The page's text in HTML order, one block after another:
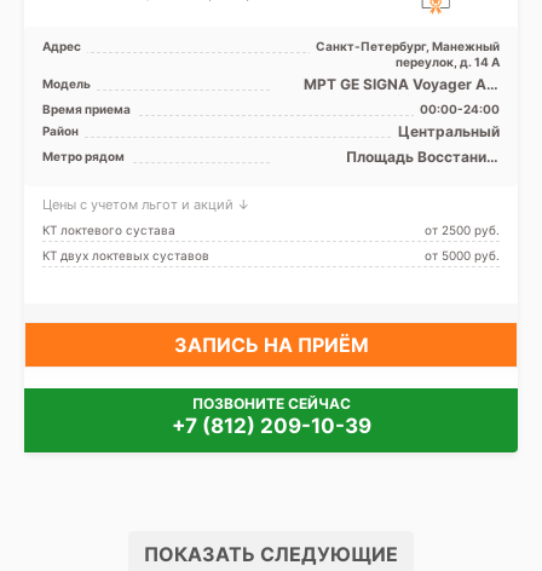
Адрес
Санкт-Петербург, Манежный
переулок, д. 14 А
Модель
МРТ GE SIGNA Voyager AIR
Edition 1.5 Tесла
полуоткрытый, КТ GE Revolut
...
Время приема
00:00-24:00
Район
Центральный
Метро рядом
Площадь Восстания,
Цены с учетом льгот и акций ↓
КТ локтевого сустава
от 2500 pуб.
КТ двух локтевых суставов
от 5000 pуб.
ЗАПИСЬ НА ПРИЁМ
ПОЗВОНИТЕ СЕЙЧАС
+7 (812) 209-10-39
ПОКАЗАТЬ СЛЕДУЮЩИЕ